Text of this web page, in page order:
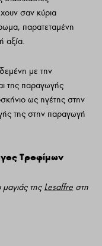
σαν κύρια
παρατεταμένη
αξία.
με την
της παραγωγής
ως ηγέτης στην
της στην παραγωγή
Τροφίμων
της Lesaffre στη